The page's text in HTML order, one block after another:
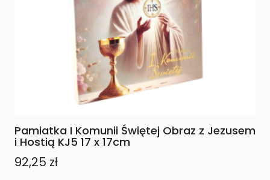
Pamiatka I Komunii Świętej Obraz z Jezusem
i Hostią KJ5 17 x 17cm
92,25 zł